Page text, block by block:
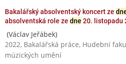
Bakalářský absolventský koncert ze
absolventská role ze dne 20. listopadu
(Václav Jeřábek)
2022, Bakalářská práce, Hudební
múzických umění